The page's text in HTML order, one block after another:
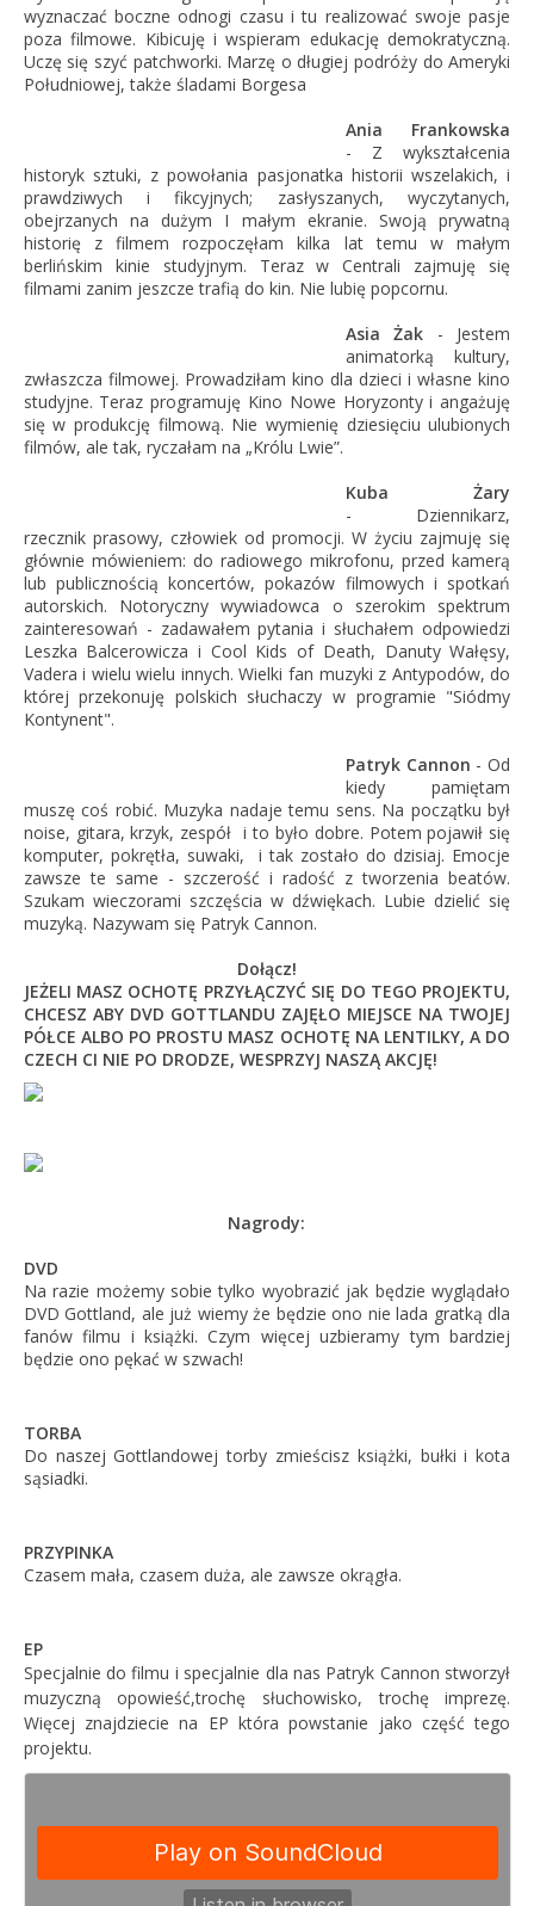
wyznaczać boczne odnogi czasu i tu realizować swoje pasje
poza filmowe. Kibicuję i wspieram edukację demokratyczną.
Uczę się szyć patchworki. Marzę o długiej podróży do Ameryki
Południowej, także śladami Borgesa
Ania Frankowska
- Z wykształcenia
historyk sztuki, z powołania pasjonatka historii wszelakich, i
prawdziwych i fikcyjnych; zasłyszanych, wyczytanych,
obejrzanych na dużym I małym ekranie. Swoją prywatną
historię z filmem rozpoczęłam kilka lat temu w małym
berlińskim kinie studyjnym. Teraz w Centrali zajmuję się
filmami zanim jeszcze trafią do kin. Nie lubię popcornu.
Asia Żak - Jestem
animatorką kultury,
zwłaszcza filmowej. Prowadziłam kino dla dzieci i własne kino
studyjne. Teraz programuję Kino Nowe Horyzonty i angażuję
się w produkcję filmową. Nie wymienię dziesięciu ulubionych
filmów, ale tak, ryczałam na „Królu Lwie”.
Kuba Żary
- Dziennikarz,
rzecznik prasowy, człowiek od promocji. W życiu zajmuję się
głównie mówieniem: do radiowego mikrofonu, przed kamerą
lub publicznością koncertów, pokazów filmowych i spotkań
autorskich. Notoryczny wywiadowca o szerokim spektrum
zainteresowań - zadawałem pytania i słuchałem odpowiedzi
Leszka Balcerowicza i Cool Kids of Death, Danuty Wałęsy,
Vadera i wielu wielu innych. Wielki fan muzyki z Antypodów, do
której przekonuję polskich słuchaczy w programie "Siódmy
Kontynent".
Patryk Cannon - Od
kiedy pamiętam
muszę coś robić. Muzyka nadaje temu sens. Na początku był
noise, gitara, krzyk, zespół i to było dobre. Potem pojawił się
komputer, pokrętła, suwaki, i tak zostało do dzisiaj. Emocje
zawsze te same - szczerość i radość z tworzenia beatów.
Szukam wieczorami szczęścia w dźwiękach. Lubie dzielić się
muzyką. Nazywam się Patryk Cannon.
Dołącz!
JEŻELI MASZ OCHOTĘ PRZYŁĄCZYĆ SIĘ DO TEGO PROJEKTU,
CHCESZ ABY DVD GOTTLANDU ZAJĘŁO MIEJSCE NA TWOJEJ
PÓŁCE ALBO PO PROSTU MASZ OCHOTĘ NA LENTILKY, A DO
CZECH CI NIE PO DRODZE, WESPRZYJ NASZĄ AKCJĘ!
Nagrody:
DVD
Na razie możemy sobie tylko wyobrazić jak będzie wyglądało
DVD Gottland, ale już wiemy że będzie ono nie lada gratką dla
fanów filmu i książki. Czym więcej uzbieramy tym bardziej
będzie ono pękać w szwach!
TORBA
Do naszej Gottlandowej torby zmieścisz książki, bułki i kota
sąsiadki.
PRZYPINKA
Czasem mała, czasem duża, ale zawsze okrągła.
EP
Specjalnie do filmu i specjalnie dla nas Patryk Cannon stworzył
muzyczną opowieść,trochę słuchowisko, trochę imprezę.
Więcej znajdziecie na EP która powstanie jako część tego
projektu.